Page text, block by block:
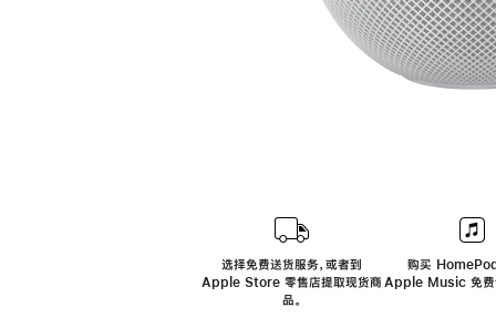
选择免费送货服务，或者到
Apple Store 零售店提取现货商
品。
购买
Apple Music 免费